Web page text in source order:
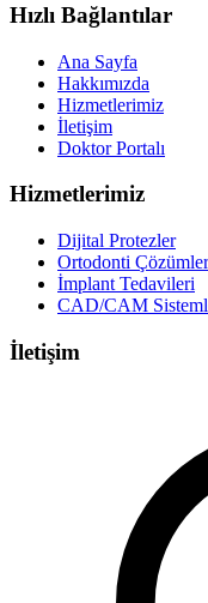
Hızlı Bağlantılar
Ana Sayfa
Hakkımızda
Hizmetlerimiz
İletişim
Doktor Portalı
Hizmetlerimiz
Dijital Protezler
Ortodonti
İmplant Tedavileri
CAD/CAM
İletişim